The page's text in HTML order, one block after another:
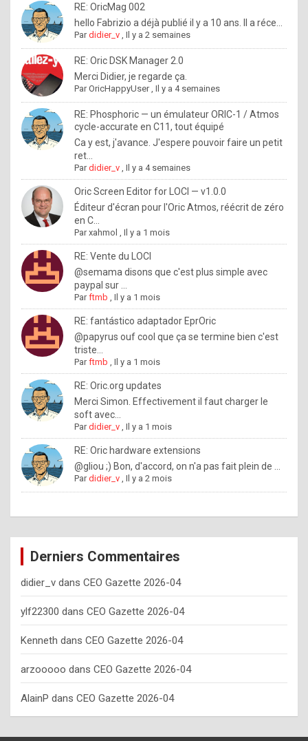
o
l
e
x
.
I
f
y
o
u
w
a
n
t
o
n
o
w
h
o
w
o
e
y
o
u
s
h
o
RE: OricMag 002
hello Fabrizio a déjà publié il y a 10 ans. Il a réce...
Pardidier_v ,Il y a 2 semaines
RE: Oric DSK Manager 2.0
Merci Didier, je regarde ça.
ParOricHappyUser,Il y a 4 semaines
RE: Phosphoric — un émulateur ORIC-1 / Atmos
cycle-accurate en C11, tout équipé
Ca y est, j'avance. J'espere pouvoir faire un petit
ret...
Pardidier_v ,Il y a 4 semaines
Oric Screen Editor for LOCI — v1.0.0
Éditeur d'écran pour l'Oric Atmos, réécrit de zéro
en C...
Parxahmol ,Il y a 1 mois
RE: Vente du LOCI
@semama disons que c'est plus simple avec
paypal sur ...
Parftmb ,Il y a 1 mois
RE: fantástico adaptador EprOric
@papyrus ouf cool que ça se termine bien c'est
triste...
Parftmb ,Il y a 1 mois
RE: Oric.org updates
Merci Simon. Effectivement il faut charger le
soft avec...
Pardidier_v ,Il y a 1 mois
RE: Oric hardware extensions
@gliou ;) Bon, d'accord, on n'a pas fait plein de ...
Pardidier_v ,Il y a 2 mois
Derniers Commentaires
didier_v dans CEO Gazette 2026-04
ylf22300 dans CEO Gazette 2026-04
Kenneth dans CEO Gazette 2026-04
arzooooo dans CEO Gazette 2026-04
AlainP dans CEO Gazette 2026-04